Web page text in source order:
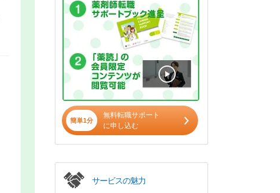
簡単1分
無料転職サポート
に申し込む
サービスの魅力